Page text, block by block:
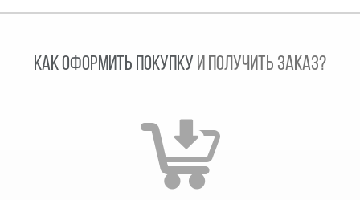
КАК ОФОРМИТЬ ПОКУПКУ И ПОЛУЧИТЬ ЗАКАЗ?